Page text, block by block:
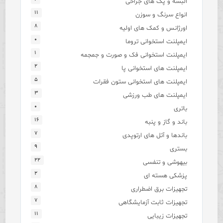
انواع سرنگ و سوزن ۱۱
اورژانس و کمک های اولیه ۸
ایمپلنت استخوانی تروما ۰
ایمپلنت استخوانی فک و صورت و جمجمه ۱
ایمپلنت های استخوانی پا ۲
ایمپلنت های استخوانی ستون فقرات ۵
ایمپلنت های طب ورزشی ۳
باتری ۰
باند و گاز و پنبه ۱۶
باندها و آتل های ارتوپدی ۷
بستری ۹
بیهوشی و تنفسی ۲۲
پزشکی هسته ای ۲
تجهیزات برق اضطراری ۸
تجهیزات ثابت آزمایشگاهی ۷
تجهیزات زیبایی ۱۱